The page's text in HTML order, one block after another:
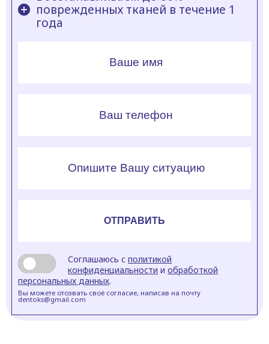
поврежденных тканей в течение 1
года
Соглашаюсь с политикой
конфиденциальности и обработкой
персональных данных.
Вы можете отозвать своё согласие, написав на почту
dentoks@gmail.com